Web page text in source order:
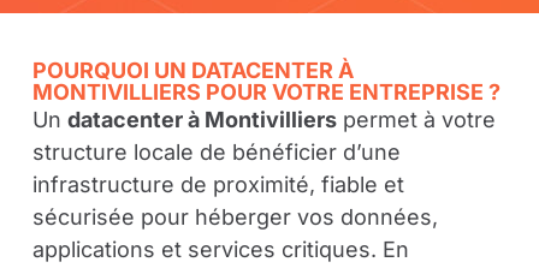
POURQUOI UN DATACENTER À
MONTIVILLIERS POUR VOTRE ENTREPRISE ?
Un datacenter à Montivillierspermet à votre
structure locale de bénéficier d’une
infrastructure de proximité, fiable et
sécurisée pour héberger vos données,
applications et services critiques. En